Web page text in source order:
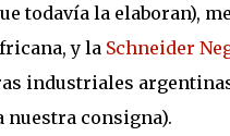
todavía la elaboran),
y la Schneider
industriales
nuestra consigna).